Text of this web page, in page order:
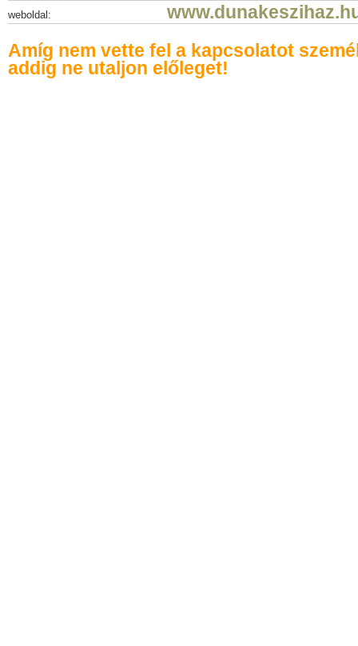
weboldal:
Amíg nem vette fel a kapcsolatot
addig ne utaljon előleget!